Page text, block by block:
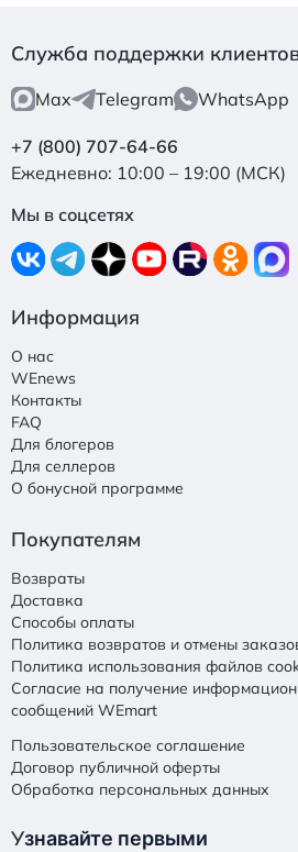
Служба поддержки
Max Telegram WhatsApp
+7 (800) 707-64-66
Ежедневно: 10:00 – 19:00 (МСК)
Мы в соцсетях
Информация
О нас
WEnews
Контакты
FAQ
Для блогеров
Для селлеров
О бонусной программе
Покупателям
Возвраты
Доставка
Способы оплаты
Политика возвратов и отмены
Политика использования файлов
Согласие на получение
сообщений WEmart
Пользовательское соглашение
Договор публичной оферты
Обработка персональных данных
Узнавайте первыми